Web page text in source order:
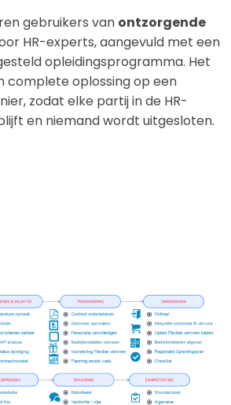
gebruikers van ontzorgende
HR-experts, aangevuld met een
opleidingsprogramma. Het
complete oplossing op een
zodat elke partij in de HR-
en niemand wordt uitgesloten.